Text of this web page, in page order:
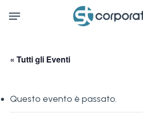
Menu
« Tutti gli Eventi
Questo evento è passato.